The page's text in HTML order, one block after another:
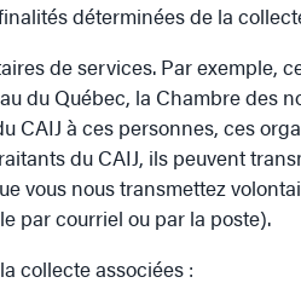
déterminées de la
de services. Par exemple,
du Québec, la Chambre des
CAIJ à ces personnes, ces
du CAIJ, ils peuvent
vous nous transmettez
par courriel ou par la poste).
collecte associées :